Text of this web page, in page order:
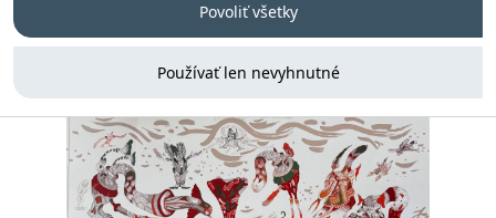
Povoliť všetky
Používať len nevyhnutné